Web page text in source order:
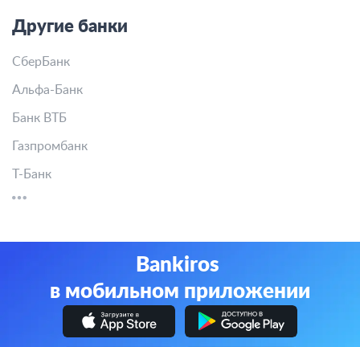
Другие банки
СберБанк
Альфа-Банк
Банк ВТБ
Газпромбанк
Т-Банк
Bankiros
в мобильном приложении